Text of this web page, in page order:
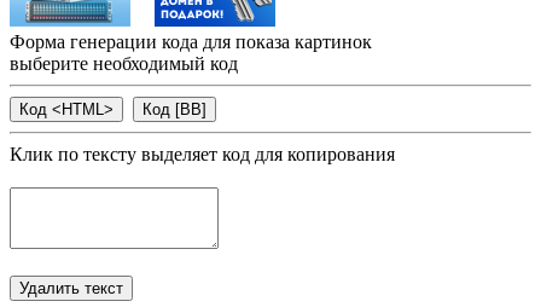
Форма генерации кода для показа картинок
выберите необходимый код
Клик по тексту выделяет код для копирования